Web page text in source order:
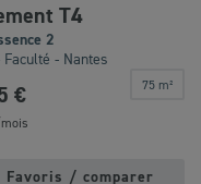
T4
2
- Nantes
75 m²
€
Favoris / comparer